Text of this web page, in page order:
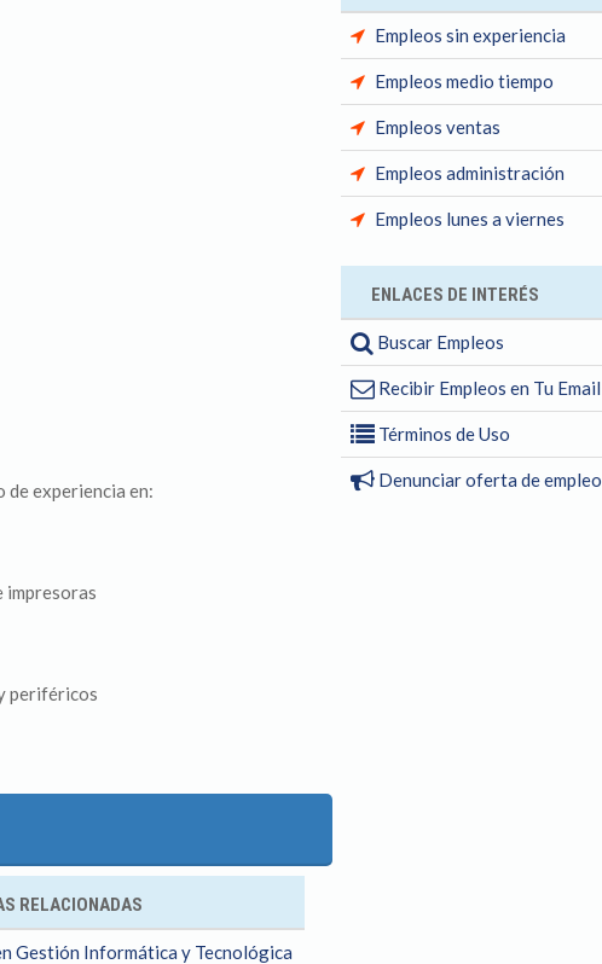
experiencia en:
periféricos​
RELACIONADAS
Gestión Informática y Tecnológica
Empleos sin experiencia
Empleos medio tiempo
Empleos ventas
Empleos administración
Empleos lunes a viernes
ENLACES DE INTERÉS
Buscar Empleos
Recibir Empleos en Tu Email
Términos de Uso
Denunciar oferta de empleo